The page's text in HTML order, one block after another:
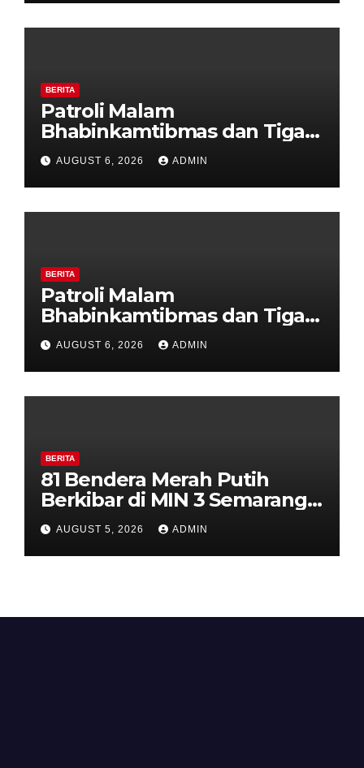
BERITA
Patroli Malam
Bhabinkamtibmas dan Tiga
Pilar Kelurahan Ungaran
Perkuat Kamtibmas, Warga
Diajak Aktifkan Ronda
AUGUST 6, 2026 ADMIN
BERITA
Patroli Malam
Bhabinkamtibmas dan Tiga
Pilar Kelurahan Ungaran
Perkuat Kamtibmas, Warga
Diajak Aktifkan Ronda
AUGUST 6, 2026 ADMIN
BERITA
81 Bendera Merah Putih
Berkibar di MIN 3 Semarang,
Bhabinkamtibmas Desa
Timpik Hadiri Peringatan
HUT ke-81 Kemerdekaan RI
AUGUST 5, 2026 ADMIN